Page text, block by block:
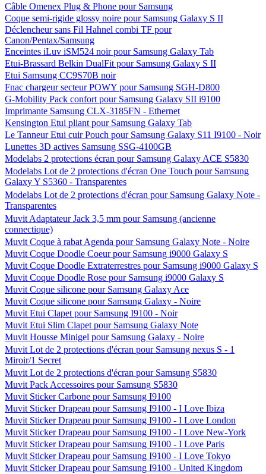
Câble Omenex Plug & Phone pour Samsung
Coque semi-rigide glossy noire pour Samsung Galaxy S II
Déclencheur sans Fil Hahnel combi TF pour
Canon/Pentax/Samsung
Enceintes iLuv iSM524 noir pour Samsung Galaxy Tab
Etui-Brassard Belkin DualFit pour Samsung Galaxy S II
Etui Samsung CC9S70B noir
Fnac chargeur secteur POWY pour Samsung SGH-D800
G-Mobility Pack confort pour Samsung Galaxy SII i9100
Imprimante Samsung CLX-3185FN - Ethernet
Kensington Etui pliant pour Samsung Galaxy Tab
Le Tanneur Etui cuir Pouch pour Samsung Galaxy S11 I9100 - Noir
Lunettes 3D actives Samsung SSG-4100GB
Modelabs 2 protections écran pour Samsung Galaxy ACE S5830
Modelabs Lot de 2 protections d'écran One Touch pour Samsung
Galaxy Y S5360 - Transparentes
Modelabs Lot de 2 protections d'écran pour Samsung Galaxy Note -
Transparentes
Muvit Adaptateur Jack 3,5 mm pour Samsung (ancienne
connectique)
Muvit Coque à rabat Agenda pour Samsung Galaxy Note - Noire
Muvit Coque Doodle Coeur pour Samsung i9000 Galaxy S
Muvit Coque Doodle Extraterrestres pour Samsung i9000 Galaxy S
Muvit Coque Doodle Rose pour Samsung i9000 Galaxy S
Muvit Coque silicone pour Samsung Galaxy Ace
Muvit Coque silicone pour Samsung Galaxy - Noire
Muvit Etui Clapet pour Samsung I9100 - Noir
Muvit Etui Slim Clapet pour Samsung Galaxy Note
Muvit Housse Minigel pour Samsung Galaxy - Noire
Muvit Lot de 2 protections d'écran pour Samsung nexus S - 1
Miroir/1 Secret
Muvit Lot de 2 protections d'écran pour Samsung S5830
Muvit Pack Accessoires pour Samsung S5830
Muvit Sticker Carbone pour Samsung I9100
Muvit Sticker Drapeau pour Samsung I9100 - I Love Ibiza
Muvit Sticker Drapeau pour Samsung I9100 - I Love London
Muvit Sticker Drapeau pour Samsung I9100 - I Love New-York
Muvit Sticker Drapeau pour Samsung I9100 - I Love Paris
Muvit Sticker Drapeau pour Samsung I9100 - I Love Tokyo
Muvit Sticker Drapeau pour Samsung I9100 - United Kingdom